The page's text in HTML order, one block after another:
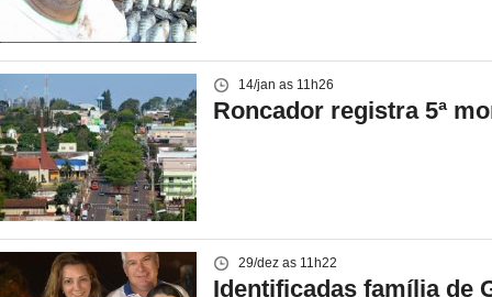
14/jan as 11h26
Roncador registra 5ª
29/dez as 11h22
Identificadas família de